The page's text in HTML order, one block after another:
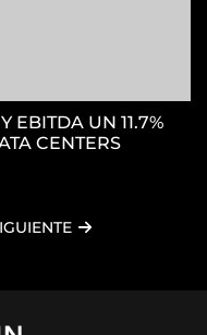
EBITDA UN 11.7%
CENTERS